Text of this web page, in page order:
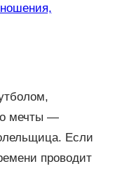
мечты —
Если
проводит